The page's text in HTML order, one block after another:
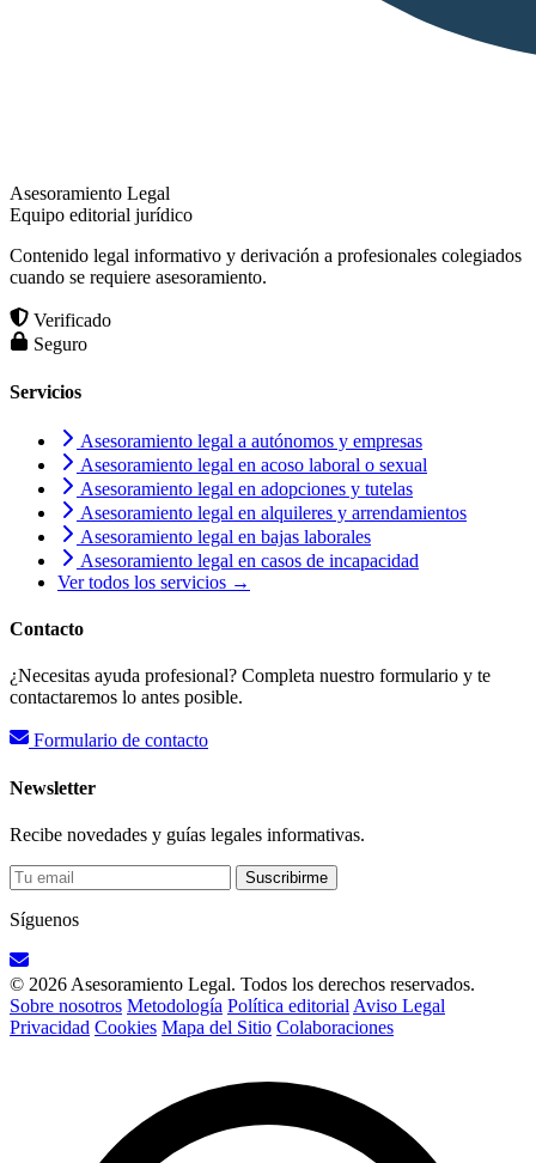
Asesoramiento Legal
Equipo editorial jurídico
Contenido legal informativo y derivación a profesionales colegiados
cuando se requiere asesoramiento.
Verificado
Seguro
Servicios
Asesoramiento legal a autónomos y empresas
Asesoramiento legal en acoso laboral o sexual
Asesoramiento legal en adopciones y tutelas
Asesoramiento legal en alquileres y arrendamientos
Asesoramiento legal en bajas laborales
Asesoramiento legal en casos de incapacidad
Ver todos los servicios →
Contacto
¿Necesitas ayuda profesional? Completa nuestro formulario y te
contactaremos lo antes posible.
Formulario de contacto
Newsletter
Recibe novedades y guías legales informativas.
Suscribirme
Síguenos
© 2026 Asesoramiento Legal. Todos los derechos reservados.
Sobre nosotros Metodología Política editorial Aviso Legal
Privacidad Cookies Mapa del Sitio Colaboraciones